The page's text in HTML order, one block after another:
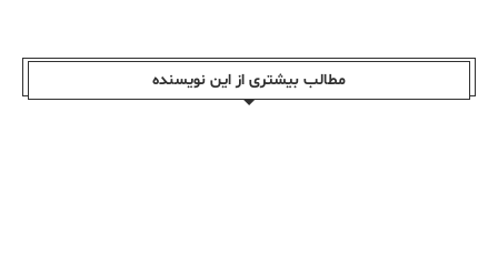
مطالب بیشتری از این نویسندە